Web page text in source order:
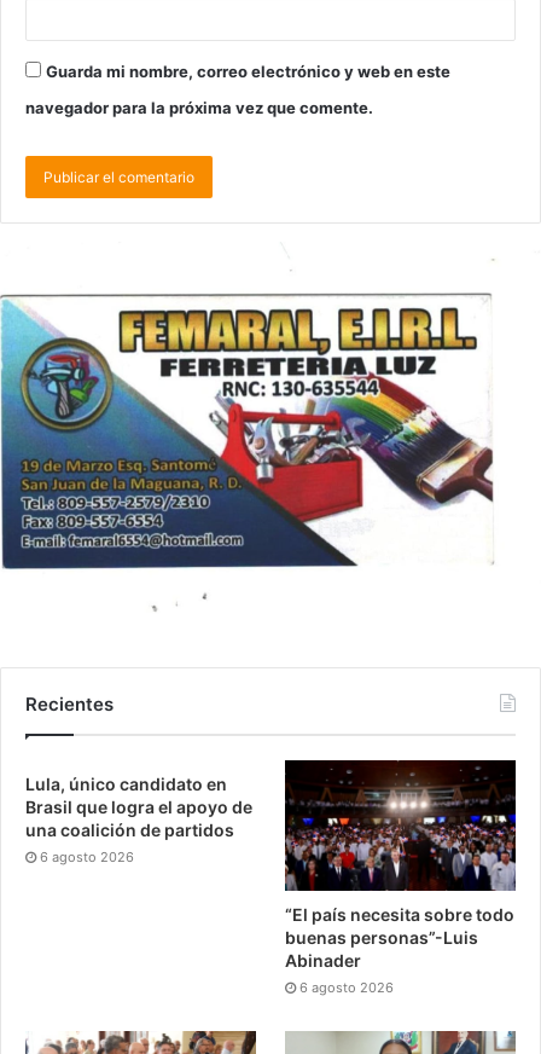
Guarda mi nombre, correo electrónico y web en este
navegador para la próxima vez que comente.
Recientes
Lula, único candidato en
Brasil que logra el apoyo de
una coalición de partidos
6 agosto 2026
“El país necesita sobre todo
buenas personas”-Luis
Abinader
6 agosto 2026